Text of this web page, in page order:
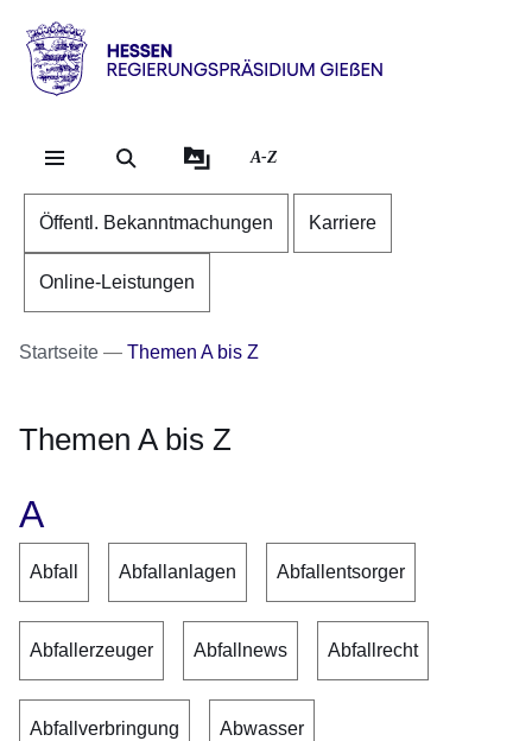
Direkt zum Kopf der
Direkt zum Inhalt
Direkt zum Fuß der
Hessen
RP
A-Z
Öffentl. Bekanntmachungen Karriere
Online-Leistungen
Startseite Themen A bis Z
Themen A bis Z
A
Abfall Abfallanlagen Abfallentsorger
Abfallerzeuger Abfallnews Abfallrecht
Abfallverbringung Abwasser